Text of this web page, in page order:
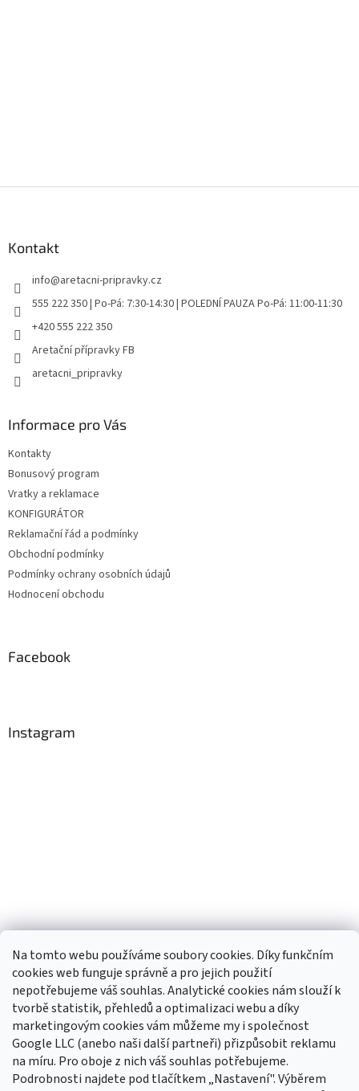
Na tomto webu používáme soubory cookies. Díky funkčním
cookies web funguje správně a pro jejich použití
nepotřebujeme váš souhlas. Analytické cookies nám slouží k
tvorbě statistik, přehledů a optimalizaci webu a díky
marketingovým cookies vám můžeme my i společnost
Google LLC (anebo naši další partneři) přizpůsobit reklamu
na míru. Pro oboje z nich váš souhlas potřebujeme.
Podrobnosti najdete pod tlačítkem „Nastavení". Výběrem
Kontakt
info@aretacni-pripravky.cz
555 222 350 | Po-Pá: 7:30-14:30 | POLEDNÍ PAUZA Po-Pá: 11:00-11:30
+420 555 222 350
Aretační přípravky FB
aretacni_pripravky
Informace pro Vás
Kontakty
Bonusový program
Vratky a reklamace
KONFIGURÁTOR
Reklamační řád a podmínky
Obchodní podmínky
Podmínky ochrany osobních údajů
Hodnocení obchodu
Facebook
Instagram
Sledovat na Instagramu
Odebírat newsletter